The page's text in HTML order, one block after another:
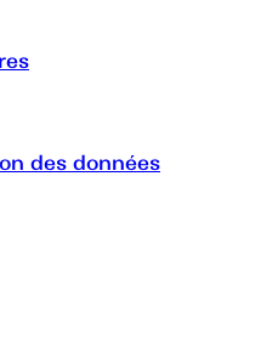
des données